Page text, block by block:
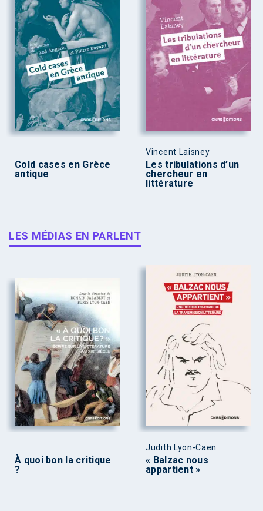
Cold cases en Grèce
antique
Vincent Laisney
Les tribulations d’un
chercheur en
littérature
LES MÉDIAS EN PARLENT
À quoi bon la critique
?
Judith Lyon-Caen
« Balzac nous
appartient »